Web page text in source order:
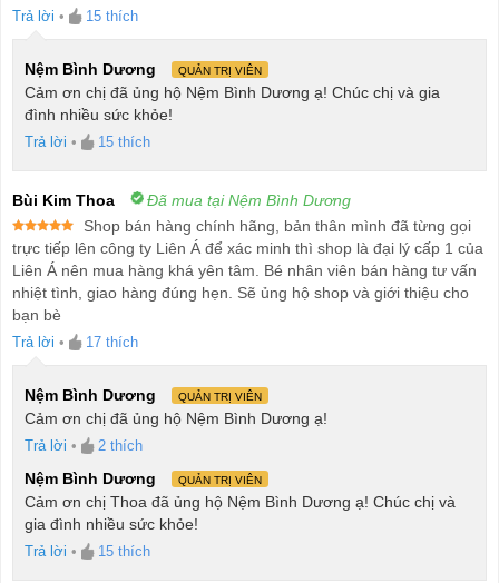
Trả lời • 15 thích
Nệm Bình Dương QUẢN TRỊ VIÊN
Cảm ơn chị đã ủng hộ Nệm Bình Dương ạ! Chúc chị và gia
đình nhiều sức khỏe!
Trả lời • 15 thích
Bùi Kim Thoa Đã mua tại Nệm Bình Dương
Được xếp
hạng 55
sao
Shop bán hàng chính hãng, bản thân mình đã từng gọi
trực tiếp lên công ty Liên Á để xác minh thì shop là đại lý cấp 1 của
Liên Á nên mua hàng khá yên tâm. Bé nhân viên bán hàng tư vấn
nhiệt tình, giao hàng đúng hẹn. Sẽ ủng hộ shop và giới thiệu cho
bạn bè
Trả lời • 17 thích
Nệm Bình Dương QUẢN TRỊ VIÊN
Cảm ơn chị đã ủng hộ Nệm Bình Dương ạ!
Trả lời • 2 thích
Nệm Bình Dương QUẢN TRỊ VIÊN
Cảm ơn chị Thoa đã ủng hộ Nệm Bình Dương ạ! Chúc chị và
gia đình nhiều sức khỏe!
Trả lời • 15 thích